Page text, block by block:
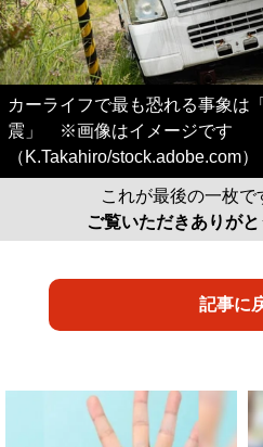
カーライフで最も恐れる事象は
震」 ※画像はイメージです
（K.Takahiro/stock.adobe.com）
これが最後の一枚で
ご覧いただきありがと
記事に